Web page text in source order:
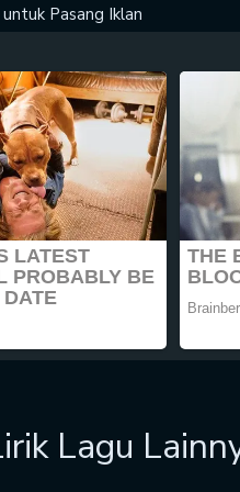
untuk Pasang Iklan
Lagu